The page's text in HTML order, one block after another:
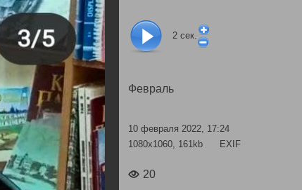
2 сек.
Февраль
10 февраля 2022, 17:24
1080x1060, 161kb
EXIF
20